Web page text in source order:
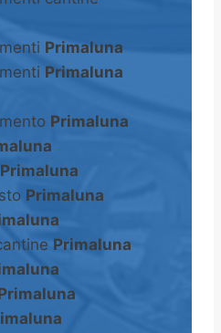
Primaluna
Primaluna
Primaluna
Primaluna
Primaluna
Primaluna